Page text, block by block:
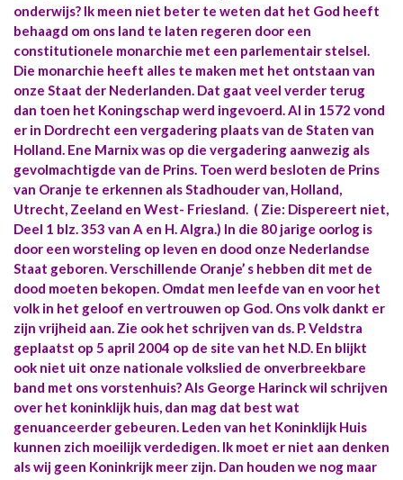
onderwijs? Ik meen niet beter te weten dat het God heeft
behaagd om ons land te laten regeren door een
constitutionele monarchie met een parlementair stelsel.
Die monarchie heeft alles te maken met het ontstaan van
onze Staat der Nederlanden. Dat gaat veel verder terug
dan toen het Koningschap werd ingevoerd. Al in 1572 vond
er in Dordrecht een vergadering plaats van de Staten van
Holland. Ene Marnix was op die vergadering aanwezig als
gevolmachtigde van de Prins. Toen werd besloten de Prins
van Oranje te erkennen als Stadhouder van, Holland,
Utrecht, Zeeland en West- Friesland. ( Zie: Dispereert niet,
Deel 1 blz. 353 van A en H. Algra.) In die 80 jarige oorlog is
door een worsteling op leven en dood onze Nederlandse
Staat geboren. Verschillende Oranje’ s hebben dit met de
dood moeten bekopen. Omdat men leefde van en voor het
volk in het geloof en vertrouwen op God. Ons volk dankt er
zijn vrijheid aan. Zie ook het schrijven van ds. P. Veldstra
geplaatst op 5 april 2004 op de site van het N.D. En blijkt
ook niet uit onze nationale volkslied de onverbreekbare
band met ons vorstenhuis? Als George Harinck wil schrijven
over het koninklijk huis, dan mag dat best wat
genuanceerder gebeuren. Leden van het Koninklijk Huis
kunnen zich moeilijk verdedigen. Ik moet er niet aan denken
als wij geen Koninkrijk meer zijn. Dan houden we nog maar